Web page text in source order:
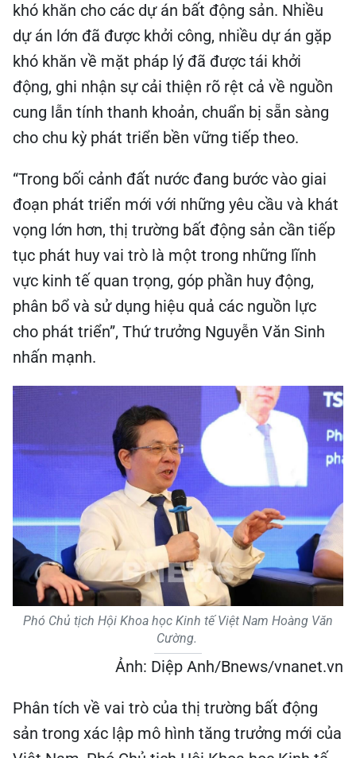
khó khăn cho các dự án bất động sản. Nhiều
dự án lớn đã được khởi công, nhiều dự án gặp
khó khăn về mặt pháp lý đã được tái khởi
động, ghi nhận sự cải thiện rõ rệt cả về nguồn
cung lẫn tính thanh khoản, chuẩn bị sẵn sàng
cho chu kỳ phát triển bền vững tiếp theo.
“Trong bối cảnh đất nước đang bước vào giai
đoạn phát triển mới với những yêu cầu và khát
vọng lớn hơn, thị trường bất động sản cần tiếp
tục phát huy vai trò là một trong những lĩnh
vực kinh tế quan trọng, góp phần huy động,
phân bổ và sử dụng hiệu quả các nguồn lực
cho phát triển”, Thứ trưởng Nguyễn Văn Sinh
nhấn mạnh.
Phó Chủ tịch Hội Khoa học Kinh tế Việt Nam Hoàng Văn
Cường.
Ảnh: Diệp Anh/Bnews/vnanet.vn
Phân tích về vai trò của thị trường bất động
sản trong xác lập mô hình tăng trưởng mới của